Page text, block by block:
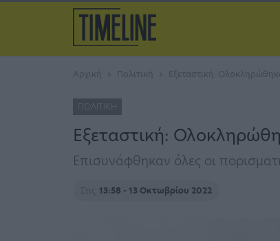
Αρχική Πολιτική Εξεταστική:
ΠΟΛΙΤΙΚΉ
Εξεταστική:
Επισυνάφθηκαν όλες οι
Στις 13:58 - 13 Οκτωβρίου 2022